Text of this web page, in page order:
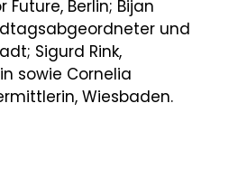
Future, Berlin; Bijan
und
Sigurd Rink,
sowie Cornelia
Wiesbaden.